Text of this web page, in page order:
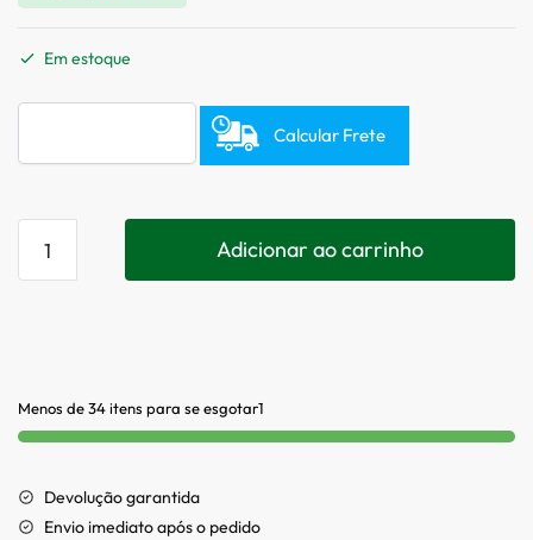
Em estoque
Calcular Frete
Adicionar ao carrinho
Menos de 34 itens para se esgotar1
Devolução garantida
Envio imediato após o pedido